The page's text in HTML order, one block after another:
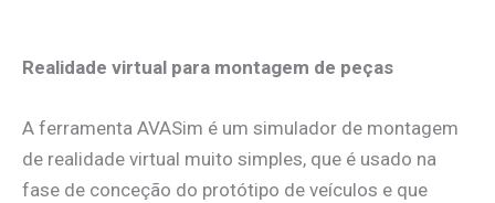
Realidade virtual para montagem de peças
A ferramenta AVASim é um simulador de montagem
de realidade virtual muito simples, que é usado na
fase de conceção do protótipo de veículos e que